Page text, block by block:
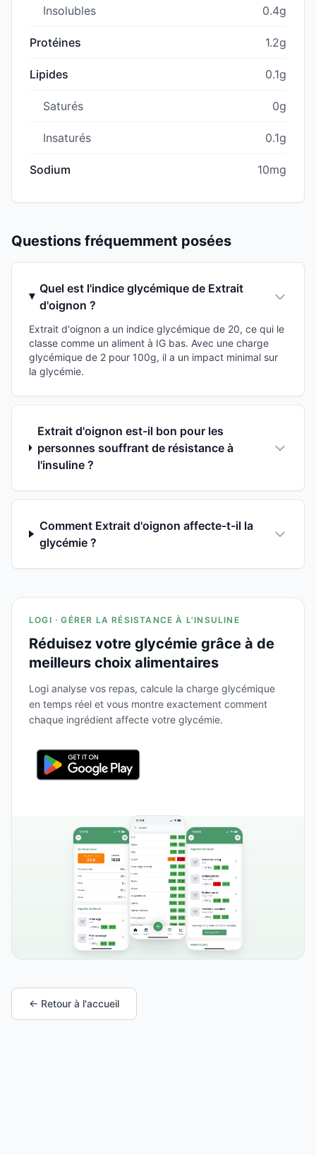
Insolubles 0.4g
Protéines 1.2g
Lipides 0.1g
Saturés 0g
Insaturés 0.1g
Sodium 10mg
Questions fréquemment posées
Quel est l'indice glycémique de Extrait
d'oignon ?
Extrait d'oignon a un indice glycémique de 20, ce qui le
classe comme un aliment à IG bas. Avec une charge
glycémique de 2 pour 100g, il a un impact minimal sur
la glycémie.
Extrait d'oignon est-il bon pour les
personnes souffrant de résistance à
l'insuline ?
Comment Extrait d'oignon affecte-t-il la
glycémie ?
LOGI · GÉRER LA RÉSISTANCE À L'INSULINE
Réduisez votre glycémie grâce à de
meilleurs choix alimentaires
Logi analyse vos repas, calcule la charge glycémique
en temps réel et vous montre exactement comment
chaque ingrédient affecte votre glycémie.
← Retour à l'accueil